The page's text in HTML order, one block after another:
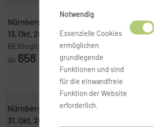
Nürnberg ( NUE )
Miami ( MIA )
13. Okt. 2026
20. Okt. 2026
BERlogic
ab 658
Nürnberg ( NUE )-Miami ( MIA )
31. Okt. 2026
Notwendig
Essenzielle Cookies
ermöglichen
grundlegende
Funktionen und sind
für die einwandfreie
Funktion der Website
erforderlich.